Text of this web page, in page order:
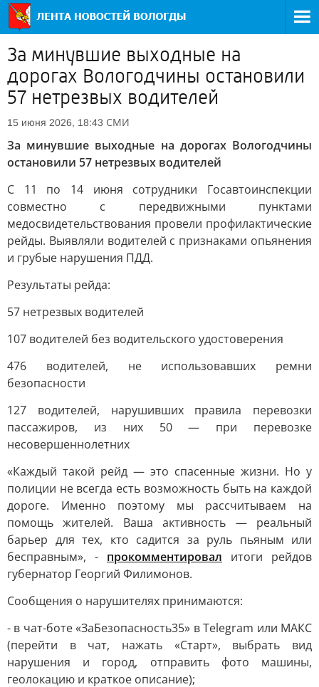
За минувшие выходные на
дорогах Вологодчины остановили
57 нетрезвых водителей
15 июня 2026, 18:43 СМИ
За минувшие выходные на дорогах Вологодчины
остановили 57 нетрезвых водителей
С 11 по 14 июня сотрудники Госавтоинспекции
совместно с передвижными пунктами
медосвидетельствования провели профилактические
рейды. Выявляли водителей с признаками опьянения
и грубые нарушения ПДД.
Результаты рейда:
57 нетрезвых водителей
107 водителей без водительского удостоверения
476 водителей, не использовавших ремни
безопасности
127 водителей, нарушивших правила перевозки
пассажиров, из них 50 — при перевозке
несовершеннолетних
«Каждый такой рейд — это спасенные жизни. Но у
полиции не всегда есть возможность быть на каждой
дороге. Именно поэтому мы рассчитываем на
помощь жителей. Ваша активность — реальный
барьер для тех, кто садится за руль пьяным или
бесправным», - прокомментировал итоги рейдов
губернатор Георгий Филимонов.
Сообщения о нарушителях принимаются:
- в чат-боте «ЗаБезопасность35» в Telegram или МАКС
(перейти в чат, нажать «Старт», выбрать вид
нарушения и город, отправить фото машины,
геолокацию и краткое описание);